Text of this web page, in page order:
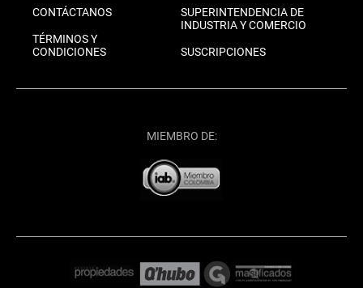
CONTÁCTANOS
TÉRMINOS Y
CONDICIONES
SUPERINTENDENCIA DE
INDUSTRIA Y COMERCIO
SUSCRIPCIONES
MIEMBRO DE: